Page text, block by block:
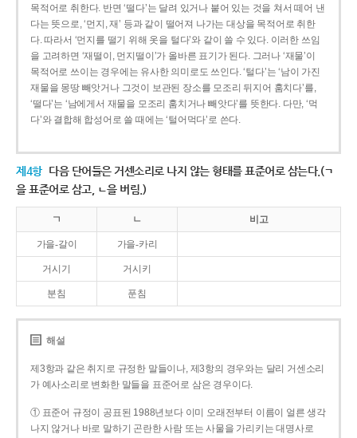
목적어로 취한다. 반면 ‘떨다’는 달려 있거나 붙어 있는 것을 쳐서 떼어 낸
다는 뜻으로, ‘먼지, 재’ 등과 같이 떨어져 나가는 대상을 목적어로 취한
다. 따라서 ‘먼지를 떨기 위해 옷을 털다’와 같이 쓸 수 있다. 이러한 쓰임
을 고려하면 ‘재떨이, 먼지떨이’가 올바른 표기가 된다. 그러나 ‘재물’이
목적어로 쓰이는 경우에는 유사한 의미로도 쓰인다. ‘털다’는 ‘남이 가진
재물을 몽땅 빼앗거나 그것이 보관된 장소를 모조리 뒤지어 훔치다’를,
‘떨다’는 ‘남에게서 재물을 모조리 훔치거나 빼앗다’를 뜻한다. 다만, ‘먹
다’와 결합해 합성어로 쓸 때에는 ‘털어먹다’로 쓴다.
제4항 다음 단어들은 거센소리로 나지 않는 형태를 표준어로 삼는다.(ㄱ
을 표준어로 삼고, ㄴ을 버림.)
ㄱ ㄴ 비고
가을-갈이 가을-카리
거시기 거시키
분침 푼침
해설
제3항과 같은 취지로 규정한 말들이나, 제3항의 경우와는 달리 거센소리
가 예사소리로 변화한 말들을 표준어로 삼은 경우이다.
① 표준어 규정이 공표된 1988년보다 이미 오래전부터 이름이 얼른 생각
나지 않거나 바로 말하기 곤란한 사람 또는 사물을 가리키는 대명사로